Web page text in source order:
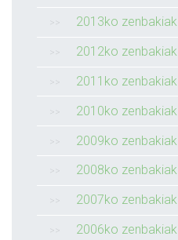
2013ko zenbakiak
2012ko zenbakiak
2011ko zenbakiak
2010ko zenbakiak
2009ko zenbakiak
2008ko zenbakiak
2007ko zenbakiak
2006ko zenbakiak